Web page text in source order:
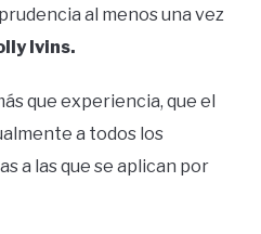
al menos una vez
Ivins.
que experiencia, que el
a todos los
a las que se aplican por